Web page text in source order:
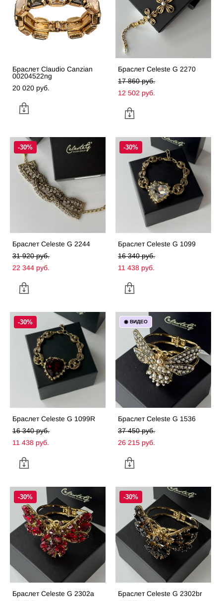
Браслет Claudio Canzian
00204522ng
20 020 pуб.
Браслет Celeste G 2270
17 860 pуб.
12 502 pуб.
-30%
Браслет Celeste G 2244
31 920 pуб.
22 344 pуб.
-30%
Браслет Celeste G 1099
16 340 pуб.
11 438 pуб.
-30%
Браслет Celeste G 1099R
16 340 pуб.
11 438 pуб.
◉ ВИДЕО
Браслет Celeste G 1536
37 450 pуб.
26 215 pуб.
-30%
Браслет Celeste G 2302a
-30%
Браслет Celeste G 2302br